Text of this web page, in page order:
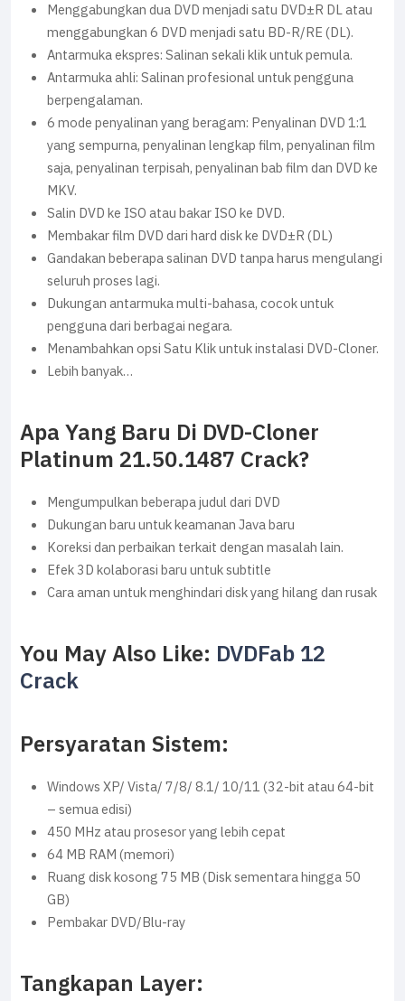
Menggabungkan dua DVD menjadi satu DVD±R DL atau
menggabungkan 6 DVD menjadi satu BD-R/RE (DL).
Antarmuka ekspres: Salinan sekali klik untuk pemula.
Antarmuka ahli: Salinan profesional untuk pengguna
berpengalaman.
6 mode penyalinan yang beragam: Penyalinan DVD 1:1
yang sempurna, penyalinan lengkap film, penyalinan film
saja, penyalinan terpisah, penyalinan bab film dan DVD ke
MKV.
Salin DVD ke ISO atau bakar ISO ke DVD.
Membakar film DVD dari hard disk ke DVD±R (DL)
Gandakan beberapa salinan DVD tanpa harus mengulangi
seluruh proses lagi.
Dukungan antarmuka multi-bahasa, cocok untuk
pengguna dari berbagai negara.
Menambahkan opsi Satu Klik untuk instalasi DVD-Cloner.
Lebih banyak…
Apa Yang Baru Di DVD-Cloner
Platinum 21.50.1487 Crack?
Mengumpulkan beberapa judul dari DVD
Dukungan baru untuk keamanan Java baru
Koreksi dan perbaikan terkait dengan masalah lain.
Efek 3D kolaborasi baru untuk subtitle
Cara aman untuk menghindari disk yang hilang dan rusak
You May Also Like: DVDFab 12
Crack
Persyaratan Sistem:
Windows XP/ Vista/ 7/8/ 8.1/ 10/11 (32-bit atau 64-bit
– semua edisi)
450 MHz atau prosesor yang lebih cepat
64 MB RAM (memori)
Ruang disk kosong 75 MB (Disk sementara hingga 50
GB)
Pembakar DVD/Blu-ray
Tangkapan Layer: